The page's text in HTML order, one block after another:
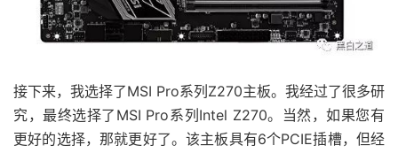
接下来，我选择了MSI Pro系列Z270主板。我经过了很多研
究，最终选择了MSI Pro系列Intel Z270。当然，如果您有
更好的选择，那就更好了。该主板具有6个PCIE插槽，但经